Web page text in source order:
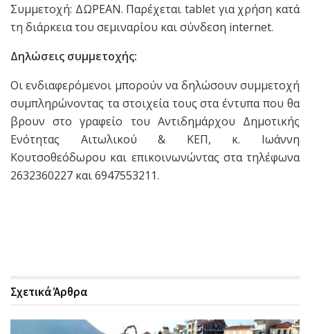
Συμμετοχή: ΔΩΡΕΑΝ. Παρέχεται tablet για χρήση κατά
τη διάρκεια του σεμιναρίου και σύνδεση internet.
Δηλώσεις συμμετοχής:
Οι ενδιαφερόμενοι μπορούν να δηλώσουν συμμετοχή
συμπληρώνοντας τα στοιχεία τους στα έντυπα που θα
βρουν στο γραφείο του Αντιδημάρχου Δημοτικής
Ενότητας Αιτωλικού & ΚΕΠ, κ. Ιωάννη
Κουτσοθεόδωρου και επικοινωνώντας στα τηλέφωνα
2632360227 και 6947553211.
ΣχετικάΆρθρα